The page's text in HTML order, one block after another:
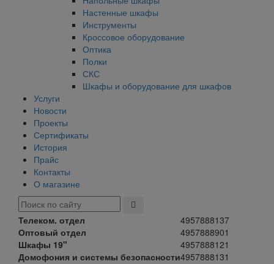
Настенные шкафы
Инструменты
Кроссовое оборудование
Оптика
Полки
СКС
Шкафы и оборудование для шкафов
Услуги
Новости
Проекты
Сертификаты
История
Прайс
Контакты
О магазине
Телеком. отдел
4957888137
Оптовый отдел
4957888901
Шкафы 19"
4957888121
Домофония и системы безопасности4957888131